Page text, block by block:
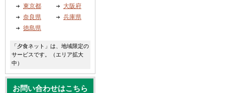
東京都
大阪府
奈良県
兵庫県
徳島県
「夕食ネット」は、地域限定の
サービスです。（エリア拡大
中）
お問い合わせはこちら